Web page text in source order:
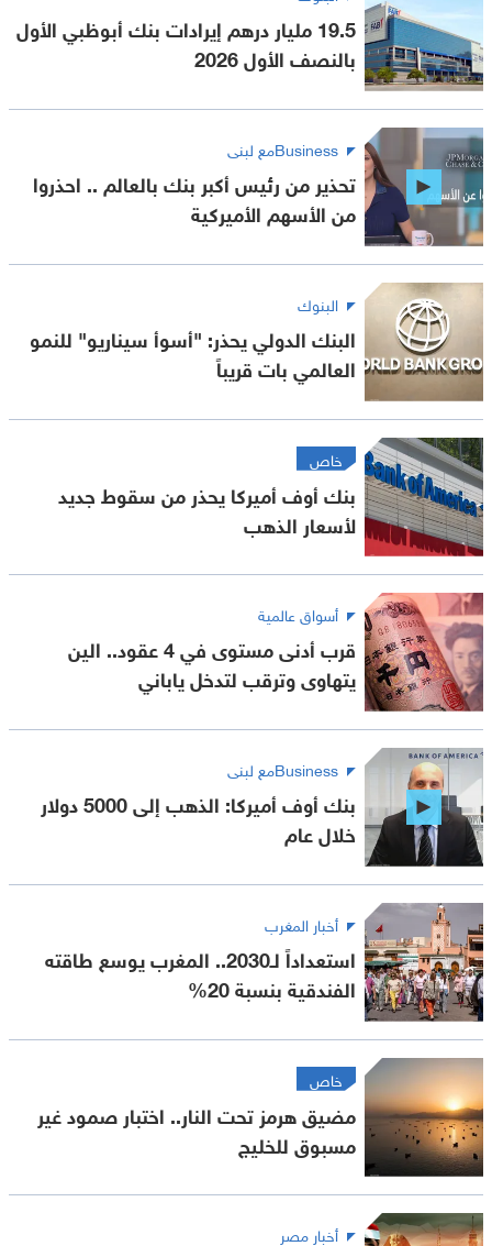
19.5 مليار درهم إيرادات بنك أبوظبي الأول
بالنصف الأول 2026
Businessمع لبنى
تحذير من رئيس أكبر بنك بالعالم .. احذروا
من الأسهم الأميركية
البنوك
البنك الدولي يحذر: "أسوأ سيناريو" للنمو
العالمي بات قريباً
خاص
بنك أوف أميركا يحذر من سقوط جديد
لأسعار الذهب
أسواق عالمية
قرب أدنى مستوى في 4 عقود.. الين
يتهاوى وترقب لتدخل ياباني
Businessمع لبنى
بنك أوف أميركا: الذهب إلى 5000 دولار
خلال عام
أخبار المغرب
استعداداً لـ2030.. المغرب يوسع طاقته
الفندقية بنسبة 20%
خاص
مضيق هرمز تحت النار.. اختبار صمود غير
مسبوق للخليج
أخبار مصر